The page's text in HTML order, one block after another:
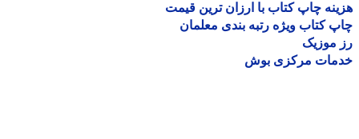
چاپ کتاب با ارزان ترین قیمت
کتاب ویژه رتبه بندی معلمان
موزیک
مرکزی بوش